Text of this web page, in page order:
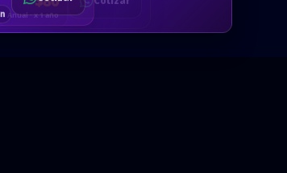
Anual · x 1 año